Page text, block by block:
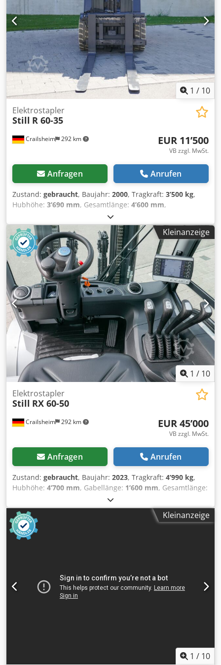
1 / 10
Crailsheim 292 km
Elektrostapler
Still R 60-35
EUR 11’500
VB zzgl. MwSt.
Anfragen Anrufen
Zustand: gebraucht, Baujahr: 2000, Tragkraft: 3’500 kg,
Hubhöhe: 3’690 mm, Gesamtlänge: 4’600 mm,
Elektrostapler Still R 60-35 Antrieb Elektro Baujahr 2000
Hubhöhe (mm) 3.690 Chodpfx Adezluw Seqja Tragkraft (kg)
3.500
Kleinanzeige
1 / 10
Crailsheim 292 km
Elektrostapler
Still RX 60-50
EUR 45’000
VB zzgl. MwSt.
Anfragen Anrufen
Zustand: gebraucht, Baujahr: 2023, Tragkraft: 4’990 kg,
Hubhöhe: 4’700 mm, Gabellänge: 1’600 mm, Gesamtlänge:
, - Bedienung Sitzgerät - Lastabstand mm 525
mm - Achslast mit Last vorn/hinten kg 11475/1283 -
Achslast ohne Last vorn/hinten kg 3814/3954 - Bereifung
Superelastik - Spurweite vorn/hinten mm 1104/932 -
Neigung Hubgerüst vorwärts/rückwärts α/β ° 7/5 - Sitzhöhe
Wenderadius 2645 mm - Kleinster Drehpunktabstand 729
mm - Fahrgeschwindigkeit mit Last km/h 20 -
Fahrgeschwindigkeit ohne Last km/h 20 -
N 6750 - Zugkraft ohne Last N 7430 - Max. Zugkraft
Kleinanzeige
1 / 10